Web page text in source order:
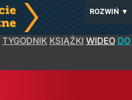
ROZWIŃ ▼
TYGODNIK KSIĄŻKI WIDEO DO